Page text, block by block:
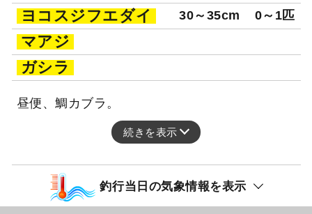
ヨコスジフエダイ 30～35cm 0～1匹
マアジ
ガシラ
昼便、鯛カブラ。
続きを表示
釣行当日の気象情報を表示